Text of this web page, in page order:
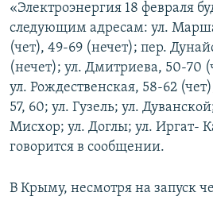
«Электроэнергия 18 февраля
следующим адресам: ул.
(чет), 49-69 (нечет); пер.
(нечет); ул. Дмитриева, 50-70
ул. Рождественская, 58-62
57, 60; ул. Гузель; ул.
Мисхор; ул. Доглы; ул. Иргат-
говорится в сообщении.
В Крыму, несмотря на запуск